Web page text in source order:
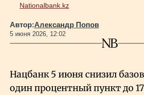
Люди
О нас
Nationalbank.kz
Автор:Александр Попов
5 июня 2026, 12:02
Нацбанк 5 июня снизил
один процентный пункт до 17